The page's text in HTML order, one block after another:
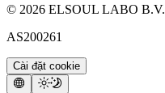
© 2026 ELSOUL LABO B.V.
AS200261
Cài đặt cookie